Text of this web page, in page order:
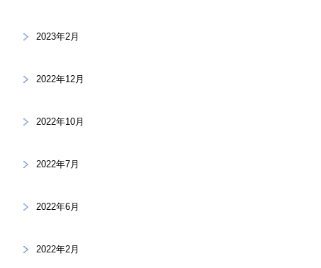
2023年2月
2022年12月
2022年10月
2022年7月
2022年6月
2022年2月